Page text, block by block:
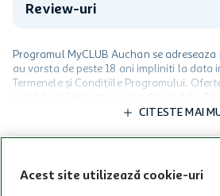
Review-uri
Programul MyCLUB Auchan se
au varsta de peste 18 ani impliniti la data
Termenele și Condițiile Programului.
valabile in limita stocurilor disponibile.
limita a 12 unitati / card client o singura
participante și pentru acțiuni
nu poate fi utilizat in legatura cu alti
activitati in afara celor mentionate in
nu raspunde pentru imposibilitatea
CITESTE MAI
Acest site utilizează cookie-uri